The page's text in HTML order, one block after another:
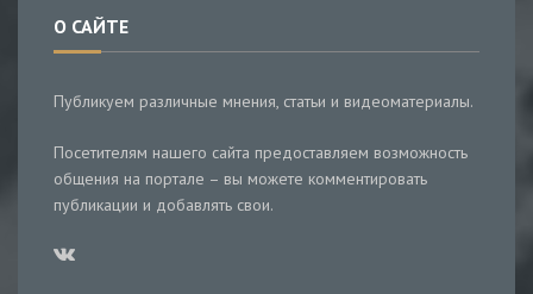
О САЙТЕ
Публикуем различные мнения, статьи и видеоматериалы.
Посетителям нашего сайта предоставляем возможность
общения на портале – вы можете комментировать
публикации и добавлять свои.